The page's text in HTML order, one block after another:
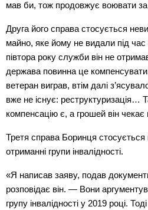
мав би, тож продовжує воювати
Друга його справа стосується
майно, яке йому не видали під
півтора року служби він не
держава повинна це
ветеран виграв, втім далі
вже не існує: реструктуризація…
компенсацію є, а грошей він
Третя справа Боринця стосується
отриманні групи інвалідності.
«Я написав заяву, подав
розповідає він. — Вони
групу інвалідності у 2019 році.